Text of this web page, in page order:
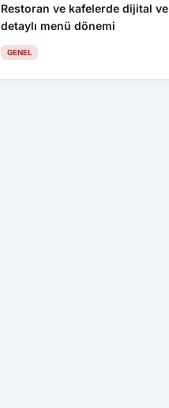
Restoran ve kafelerde dijital ve
detaylı menü dönemi
GENEL